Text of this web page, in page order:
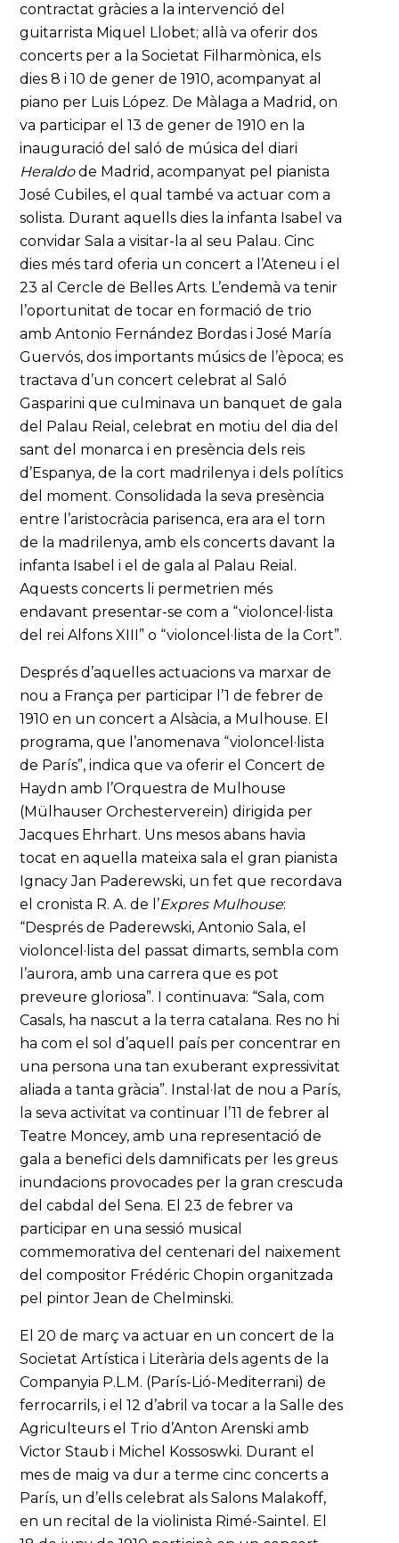
contractat gràcies a la intervenció del
guitarrista Miquel Llobet; allà va oferir dos
concerts per a la Societat Filharmònica, els
dies 8 i 10 de gener de 1910, acompanyat al
piano per Luis López. De Màlaga a Madrid, on
va participar el 13 de gener de 1910 en la
inauguració del saló de música del diari
Heraldode Madrid, acompanyat pel pianista
José Cubiles, el qual també va actuar com a
solista. Durant aquells dies la infanta Isabel va
convidar Sala a visitar-la al seu Palau. Cinc
dies més tard oferia un concert a l’Ateneu i el
23 al Cercle de Belles Arts. L’endemà va tenir
l’oportunitat de tocar en formació de trio
amb Antonio Fernández Bordas i José María
Guervós, dos importants músics de l’època; es
tractava d’un concert celebrat al Saló
Gasparini que culminava un banquet de gala
del Palau Reial, celebrat en motiu del dia del
sant del monarca i en presència dels reis
d’Espanya, de la cort madrilenya i dels polítics
del moment. Consolidada la seva presència
entre l’aristocràcia parisenca, era ara el torn
de la madrilenya, amb els concerts davant la
infanta Isabel i el de gala al Palau Reial.
Aquests concerts li permetrien més
endavant presentar-se com a “violoncel·lista
del rei Alfons XIII” o “violoncel·lista de la Cort”.
Després d’aquelles actuacions va marxar de
nou a França per participar l’1 de febrer de
1910 en un concert a Alsàcia, a Mulhouse. El
programa, que l’anomenava “violoncel·lista
de París”, indica que va oferir el Concert de
Haydn amb l’Orquestra de Mulhouse
(Mülhauser Orchesterverein) dirigida per
Jacques Ehrhart. Uns mesos abans havia
tocat en aquella mateixa sala el gran pianista
Ignacy Jan Paderewski, un fet que recordava
el cronista R. A. de l’Expres Mulhouse:
“Després de Paderewski, Antonio Sala, el
violoncel·lista del passat dimarts, sembla com
l’aurora, amb una carrera que es pot
preveure gloriosa”. I continuava: “Sala, com
Casals, ha nascut a la terra catalana. Res no hi
ha com el sol d’aquell país per concentrar en
una persona una tan exuberant expressivitat
aliada a tanta gràcia”. Instal·lat de nou a París,
la seva activitat va continuar l’11 de febrer al
Teatre Moncey, amb una representació de
gala a benefici dels damnificats per les greus
inundacions provocades per la gran crescuda
del cabdal del Sena. El 23 de febrer va
participar en una sessió musical
commemorativa del centenari del naixement
del compositor Frédéric Chopin organitzada
pel pintor Jean de Chelminski.
El 20 de març va actuar en un concert de la
Societat Artística i Literària dels agents de la
Companyia P.L.M. (París-Lió-Mediterrani) de
ferrocarrils, i el 12 d’abril va tocar a la Salle des
Agriculteurs el Trio d’Anton Arenski amb
Victor Staub i Michel Kossoswki. Durant el
mes de maig va dur a terme cinc concerts a
París, un d’ells celebrat als Salons Malakoff,
en un recital de la violinista Rimé-Saintel. El